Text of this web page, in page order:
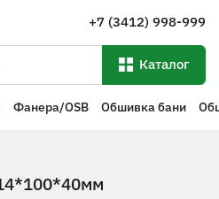
+7 (3412) 998-999
Каталог
Фанера/OSB Обшивка бани